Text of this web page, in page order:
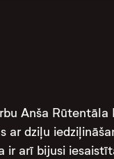
Anša
dziļu
arī bijusi